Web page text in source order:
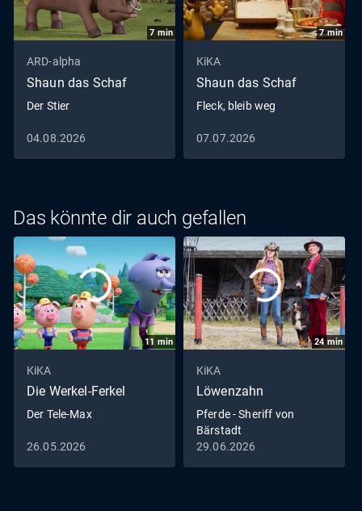
7 min
ARD-alpha
Shaun das Schaf
Der Stier
04.08.2026
7min
KiKA
Shaun das Schaf
Fleck, bleib weg
07.07.2026
Das könnte dir auch gefallen
11 min
KiKA
Die Werkel-Ferkel
Der Tele-Max
26.05.2026
24 min
KiKA
Löwenzahn
Pferde - Sheriff von
Bärstadt
29.06.2026